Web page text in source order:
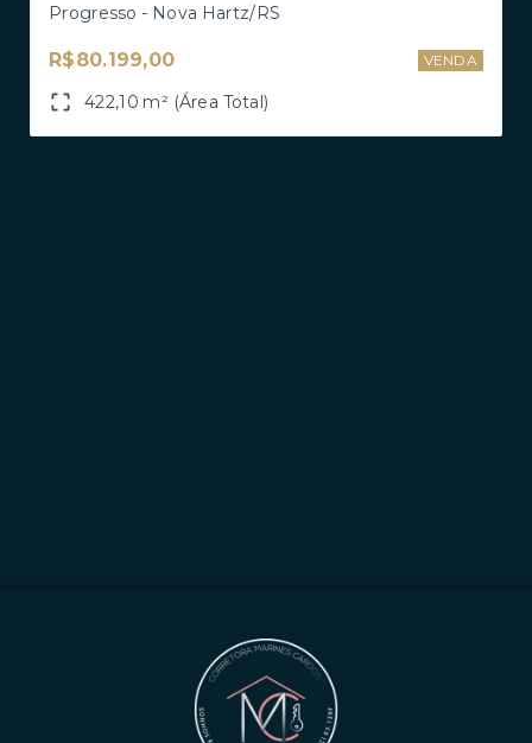
Progresso - Nova Hartz/RS
R$80.199,00 VENDA
422,10 m² (Área Total)